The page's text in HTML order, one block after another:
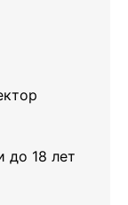
до 18 лет